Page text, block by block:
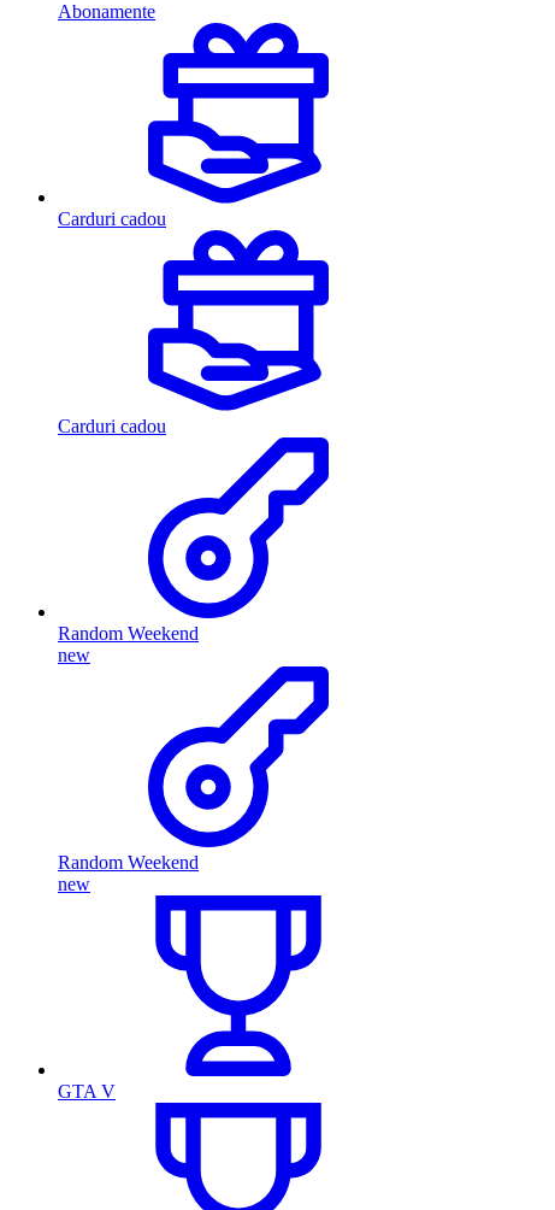
Abonamente
Carduri cadou
Carduri cadou
Random Weekend
new
Random Weekend
new
GTA V